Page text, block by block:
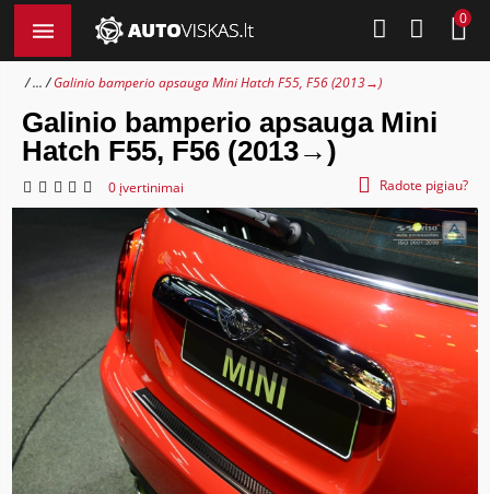
0
... Galinio bamperio apsauga Mini Hatch F55, F56 (2013→)
Galinio bamperio apsauga Mini
Hatch F55, F56 (2013→)
0 įvertinimai Radote pigiau?